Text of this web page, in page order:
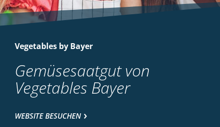
Vegetables by Bayer
Gemüsesaatgut von
Vegetables Bayer
WEBSITE BESUCHEN